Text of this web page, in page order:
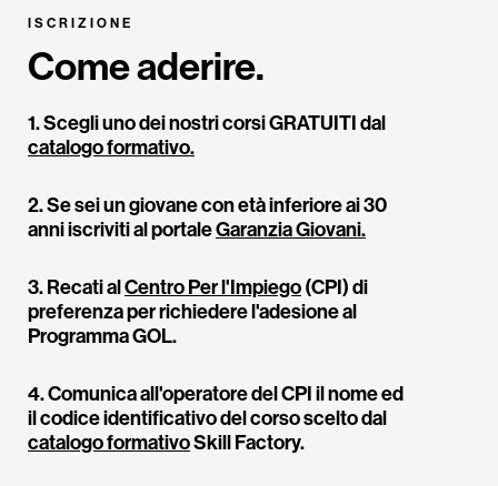
ISCRIZIONE
Come aderire.
1. Scegli uno dei nostri corsi GRATUITI dal
catalogo formativo.
2. Se sei un giovane con età inferiore ai 30
anni iscriviti al portaleGaranzia Giovani.
3. Recati alCentro Per l'Impiego(CPI) di
preferenza per richiedere l'adesione al
Programma GOL.
4. Comunica all'operatore del CPI il nome ed
il codice identificativo del corso scelto dal
catalogo formativoSkill Factory.